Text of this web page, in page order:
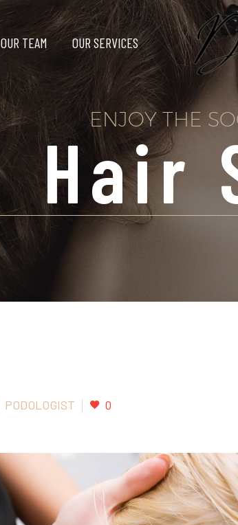
OUR TEAM OUR SERVICES
ENJOY THE
Hair
PODOLOGIST 0